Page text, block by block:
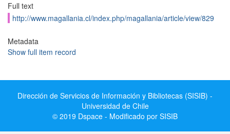
Full text
http://www.magallania.cl/index.php/magallania/article/view/829
Metadata
Show full item record
Dirección de Servicios de Información y Bibliotecas (SISIB) -
Universidad de Chile
© 2019 Dspace - Modificado por SISIB